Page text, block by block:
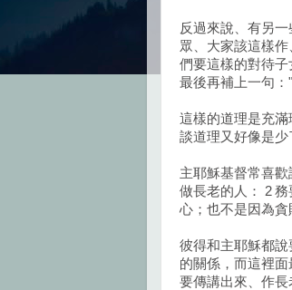
反過來說、有另
眾、大家該這樣
們要這樣的對待子
最後再補上一句
這樣的道理是充
談道理又好像是少
主耶穌基督常喜
做長老的人： 2
心；也不是因為貪
彼得和主耶穌都
的關係，而這裡
要傳講出來、作長